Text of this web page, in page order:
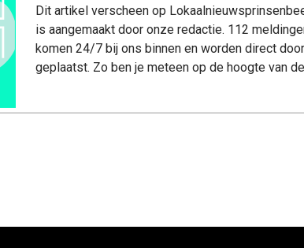
Dit artikel verscheen op
is aangemaakt door onze redactie. 112
komen 24/7 bij ons binnen en worden direct
geplaatst. Zo ben je meteen op de hoogte van